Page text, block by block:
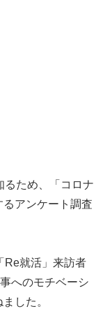
るため、「コロナ
アンケート調査
Re就活」来訪者
へのモチベーシ
した。